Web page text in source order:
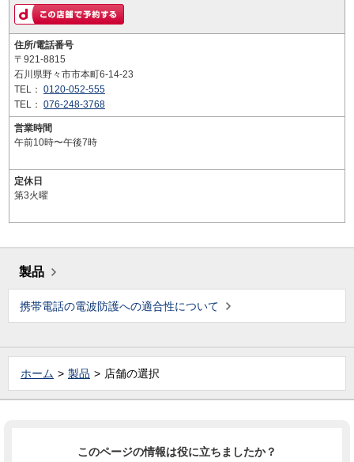
住所/電話番号
〒921-8815
石川県野々市市本町6-14-23
TEL： 0120-052-555
TEL： 076-248-3768
営業時間
午前10時〜午後7時
定休日
第3火曜
製品
携帯電話の電波防護への適合性について
ホーム 製品 店舗の選択
このページの情報は役に立ちましたか？